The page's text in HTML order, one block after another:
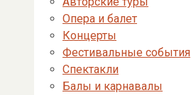
Опера и балет
Концерты
Фестивальные события
Спектакли
Балы и карнавалы